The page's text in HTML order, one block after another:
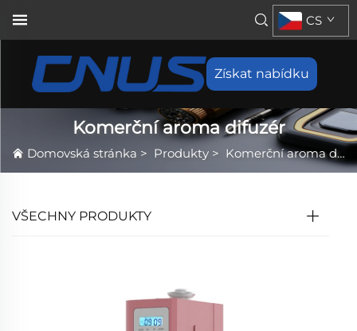
Získat nabídku
CS
Komerční aroma difuzér
Domovská stránka > Produkty > Komerční aroma difuzér
VŠECHNY PRODUKTY